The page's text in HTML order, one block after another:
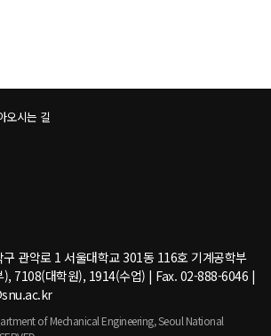
오시는 길
관악로 1 서울대학교 301동 116호 기계공학부
7108(대학원), 1914(수업) | Fax. 02-888-6046 |
of Mechanical Engineering, Seoul National